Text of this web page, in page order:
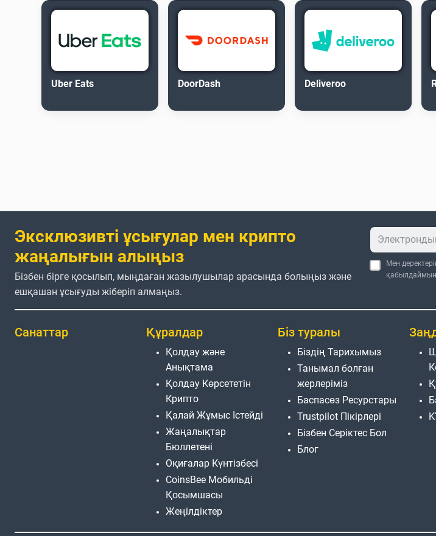
Uber Eats DoorDash Deliveroo
Эксклюзивті ұсығулар мен крипто
жаңалығын алыңыз
Бізбен бірге қосылып, мыңдаған жазылушылар арасында болыңыз және
ешқашан ұсығуды жіберіп алмаңыз.
Мен
Санаттар Құралдар
Қолдау және
Анықтама
Қолдау Көрсететін
Крипто
Қалай Жұмыс Істейді
Жаңалықтар
Бюллетені
Оқиғалар Күнтізбесі
CoinsBee Мобильді
Қосымшасы
Жеңілдіктер
Біз туралы
Біздің Тарихымыз
Танымал болған
жерлеріміз
Баспасөз Ресурстары
Trustpilot Пікірлері
Бізбен Серіктес Бол
Блог